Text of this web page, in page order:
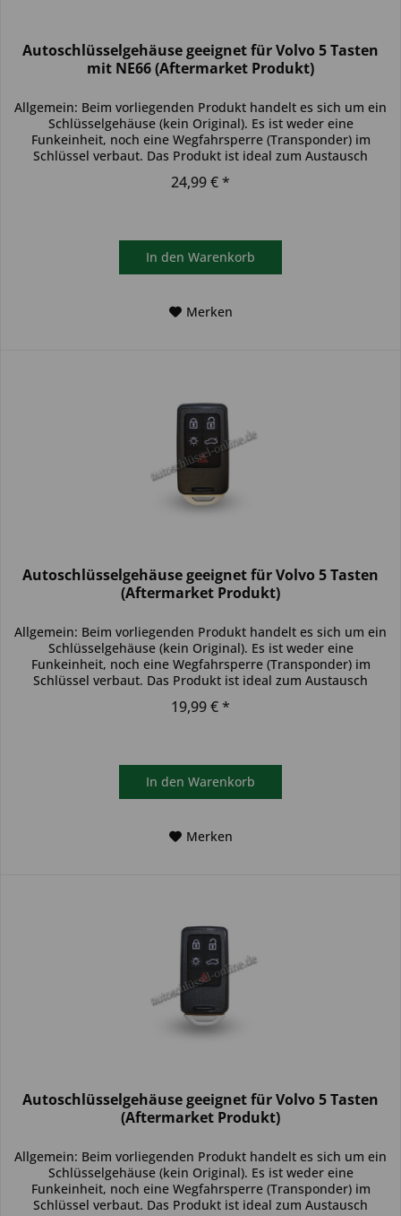
Autoschlüsselgehäuse geeignet für Volvo 5 Tasten
mit NE66 (Aftermarket Produkt)
Allgemein: Beim vorliegenden Produkt handelt es sich um ein
Schlüsselgehäuse (kein Original). Es ist weder eine
Funkeinheit, noch eine Wegfahrsperre (Transponder) im
Schlüssel verbaut. Das Produkt ist ideal zum Austausch
24,99 € *
In den Warenkorb
Merken
Autoschlüsselgehäuse geeignet für Volvo 5 Tasten
(Aftermarket Produkt)
Allgemein: Beim vorliegenden Produkt handelt es sich um ein
Schlüsselgehäuse (kein Original). Es ist weder eine
Funkeinheit, noch eine Wegfahrsperre (Transponder) im
Schlüssel verbaut. Das Produkt ist ideal zum Austausch
19,99 € *
In den Warenkorb
Merken
Autoschlüsselgehäuse geeignet für Volvo 5 Tasten
(Aftermarket Produkt)
Allgemein: Beim vorliegenden Produkt handelt es sich um ein
Schlüsselgehäuse (kein Original). Es ist weder eine
Funkeinheit, noch eine Wegfahrsperre (Transponder) im
Schlüssel verbaut. Das Produkt ist ideal zum Austausch